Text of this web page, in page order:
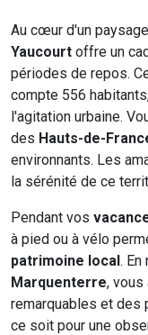
Au cœur d'un
Yaucourt offre un
périodes de repos.
compte 556
l'agitation urbaine.
des Hauts-de-
environnants. Les
la sérénité de ce
Pendant vos
à pied ou à vélo
patrimoine local. En
Marquenterre, vous
remarquables et des
ce soit pour une